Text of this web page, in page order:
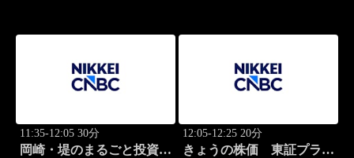
11:35-12:05 30分
岡崎・堤のまるごと投資道
12:05-12:25 20分
きょうの株価 東証プライ